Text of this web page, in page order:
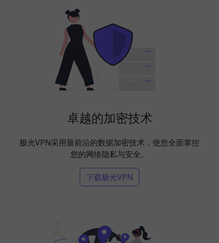
卓越的加密技术
极光VPN采用最前沿的数据加密技术，使您全面掌控
您的网络隐私与安全。
下载极光VPN